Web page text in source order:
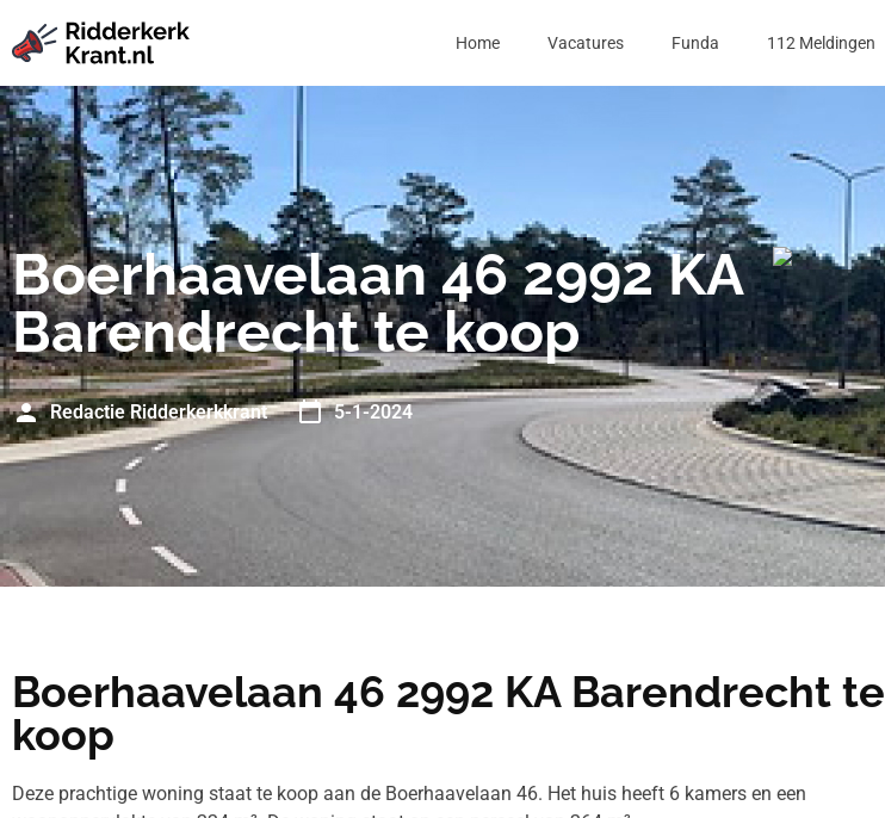
Home Vacatures Funda 112 Meldingen
Boerhaavelaan 46 2992 KA
Barendrecht te koop
Redactie Ridderkerkkrant 5-1-2024
Boerhaavelaan 46 2992 KA Barendrecht te
koop
Deze prachtige woning staat te koop aan de Boerhaavelaan 46. Het huis heeft 6 kamers en een